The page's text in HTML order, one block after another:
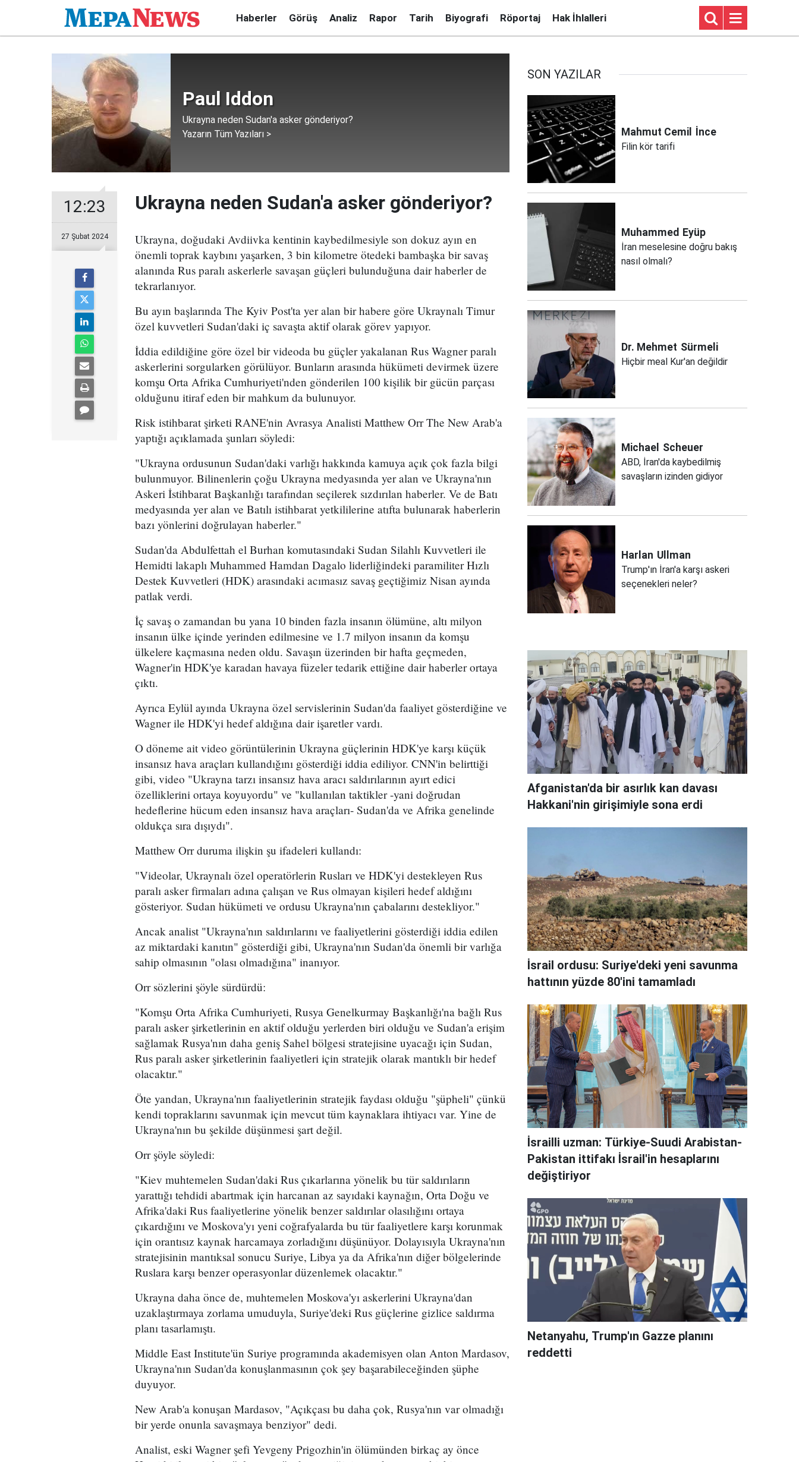
Haberler Görüş Analiz Rapor Tarih Biyografi Röportaj Hak İhlalleri
Paul Iddon
Ukrayna neden Sudan'a asker gönderiyor?
Yazarın Tüm Yazıları >
12:23
27 Şubat 2024
Ukrayna neden Sudan'a asker gönderiyor?
Ukrayna, doğudaki Avdiivka kentinin kaybedilmesiyle son dokuz ayın en
önemli toprak kaybını yaşarken, 3 bin kilometre ötedeki bambaşka bir savaş
alanında Rus paralı askerlerle savaşan güçleri bulunduğuna dair haberler de
tekrarlanıyor.
Bu ayın başlarında The Kyiv Post'ta yer alan bir habere göre Ukraynalı Timur
özel kuvvetleri Sudan'daki iç savaşta aktif olarak görev yapıyor.
İddia edildiğine göre özel bir videoda bu güçler yakalanan Rus Wagner paralı
askerlerini sorgularken görülüyor. Bunların arasında hükümeti devirmek üzere
komşu Orta Afrika Cumhuriyeti'nden gönderilen 100 kişilik bir gücün parçası
olduğunu itiraf eden bir mahkum da bulunuyor.
Risk istihbarat şirketi RANE'nin Avrasya Analisti Matthew Orr The New Arab'a
yaptığı açıklamada şunları söyledi:
"Ukrayna ordusunun Sudan'daki varlığı hakkında kamuya açık çok fazla bilgi
bulunmuyor. Bilinenlerin çoğu Ukrayna medyasında yer alan ve Ukrayna'nın
Askeri İstihbarat Başkanlığı tarafından seçilerek sızdırılan haberler. Ve de Batı
medyasında yer alan ve Batılı istihbarat yetkililerine atıfta bulunarak haberlerin
bazı yönlerini doğrulayan haberler."
Sudan'da Abdulfettah el Burhan komutasındaki Sudan Silahlı Kuvvetleri ile
Hemidti lakaplı Muhammed Hamdan Dagalo liderliğindeki paramiliter Hızlı
Destek Kuvvetleri (HDK) arasındaki acımasız savaş geçtiğimiz Nisan ayında
patlak verdi.
İç savaş o zamandan bu yana 10 binden fazla insanın ölümüne, altı milyon
insanın ülke içinde yerinden edilmesine ve 1.7 milyon insanın da komşu
ülkelere kaçmasına neden oldu. Savaşın üzerinden bir hafta geçmeden,
Wagner'in HDK'ye karadan havaya füzeler tedarik ettiğine dair haberler ortaya
çıktı.
Ayrıca Eylül ayında Ukrayna özel servislerinin Sudan'da faaliyet gösterdiğine ve
Wagner ile HDK'yi hedef aldığına dair işaretler vardı.
O döneme ait video görüntülerinin Ukrayna güçlerinin HDK'ye karşı küçük
insansız hava araçları kullandığını gösterdiği iddia ediliyor. CNN'in belirttiği
gibi, video "Ukrayna tarzı insansız hava aracı saldırılarının ayırt edici
özelliklerini ortaya koyuyordu" ve "kullanılan taktikler -yani doğrudan
hedeflerine hücum eden insansız hava araçları- Sudan'da ve Afrika genelinde
oldukça sıra dışıydı".
Matthew Orr duruma ilişkin şu ifadeleri kullandı:
"Videolar, Ukraynalı özel operatörlerin Rusları ve HDK'yi destekleyen Rus
paralı asker firmaları adına çalışan ve Rus olmayan kişileri hedef aldığını
gösteriyor. Sudan hükümeti ve ordusu Ukrayna'nın çabalarını destekliyor."
Ancak analist "Ukrayna'nın saldırılarını ve faaliyetlerini gösterdiği iddia edilen
az miktardaki kanıtın" gösterdiği gibi, Ukrayna'nın Sudan'da önemli bir varlığa
sahip olmasının "olası olmadığına" inanıyor.
Orr sözlerini şöyle sürdürdü:
"Komşu Orta Afrika Cumhuriyeti, Rusya Genelkurmay Başkanlığı'na bağlı Rus
paralı asker şirketlerinin en aktif olduğu yerlerden biri olduğu ve Sudan'a erişim
sağlamak Rusya'nın daha geniş Sahel bölgesi stratejisine uyacağı için Sudan,
Rus paralı asker şirketlerinin faaliyetleri için stratejik olarak mantıklı bir hedef
olacaktır."
Öte yandan, Ukrayna'nın faaliyetlerinin stratejik faydası olduğu "şüpheli" çünkü
kendi topraklarını savunmak için mevcut tüm kaynaklara ihtiyacı var. Yine de
Ukrayna'nın bu şekilde düşünmesi şart değil.
Orr şöyle söyledi:
"Kiev muhtemelen Sudan'daki Rus çıkarlarına yönelik bu tür saldırıların
yarattığı tehdidi abartmak için harcanan az sayıdaki kaynağın, Orta Doğu ve
Afrika'daki Rus faaliyetlerine yönelik benzer saldırılar olasılığını ortaya
çıkardığını ve Moskova'yı yeni coğrafyalarda bu tür faaliyetlere karşı korunmak
için orantısız kaynak harcamaya zorladığını düşünüyor. Dolayısıyla Ukrayna'nın
stratejisinin mantıksal sonucu Suriye, Libya ya da Afrika'nın diğer bölgelerinde
Ruslara karşı benzer operasyonlar düzenlemek olacaktır."
Ukrayna daha önce de, muhtemelen Moskova'yı askerlerini Ukrayna'dan
uzaklaştırmaya zorlama umuduyla, Suriye'deki Rus güçlerine gizlice saldırma
planı tasarlamıştı.
Middle East Institute'ün Suriye programında akademisyen olan Anton Mardasov,
Ukrayna'nın Sudan'da konuşlanmasının çok şey başarabileceğinden şüphe
duyuyor.
New Arab'a konuşan Mardasov, "Açıkçası bu daha çok, Rusya'nın var olmadığı
bir yerde onunla savaşmaya benziyor" dedi.
Analist, eski Wagner şefi Yevgeny Prigozhin'in ölümünden birkaç ay önce
SON YAZILAR
Mahmut Cemil İnce
Filin kör tarifi
Muhammed Eyüp
İran meselesine doğru bakış
nasıl olmalı?
Dr. Mehmet Sürmeli
Hiçbir meal Kur'an değildir
Michael Scheuer
ABD, İran'da kaybedilmiş
savaşların izinden gidiyor
Harlan Ullman
Trump'ın İran'a karşı askeri
seçenekleri neler?
Afganistan'da bir asırlık kan davası
Hakkani'nin girişimiyle sona erdi
İsrail ordusu: Suriye'deki yeni savunma
hattının yüzde 80'ini tamamladı
İsrailli uzman: Türkiye-Suudi Arabistan-
Pakistan ittifakı İsrail'in hesaplarını
değiştiriyor
Netanyahu, Trump'ın Gazze planını
reddetti